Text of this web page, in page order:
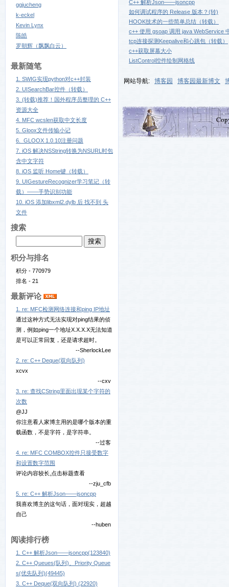
ggjucheng
k-eckel
Kevin Lynx
陈皓
罗朝辉（飘飘白云）
最新随笔
1. SWIG实现python对c++封装
2. UISearchBar控件（转载）
3. (转载)推荐！国外程序员整理的 C++
资源大全
4. MFC wcslen获取中文长度
5. Gloox文件传输小记
6. GLOOX 1.0.10注册问题
7. iOS 解决NSString转换为NSURL时包
含中文字符
8. iOS 监听 Home键（转载）
9. UIGestureRecognizer学习笔记（转
载）——手势识别功能
10. iOS 添加libxml2.dylb 后 找不到 头
文件
搜索
积分与排名
积分 - 770979
排名 - 21
最新评论
1. re: MFC检测网络连接和ping IP地址
通过这种方式无法实现对ping结果的侦
测，例如ping一个地址X.X.X.X无法知道
是可以正常回复，还是请求超时。
--SherlockLee
2. re: C++ Deque(双向队列)
xcvx
--cxv
3. re: 查找CString里面出现某个字符的
次数
@JJ
你注意看人家博主用的是哪个版本的重
载函数，不是字符，是字符串。
--过客
4. re: MFC COMBOX控件只接受数字
和设置数字范围
评论内容较长,点击标题查看
--zju_cfb
5. re: C++ 解析Json——jsoncpp
我喜欢博主的这句话，面对现实，超越
自己
--huben
阅读排行榜
1. C++ 解析Json——jsoncpp(123840)
2. C++ Queues(队列)、Priority Queue
s(优先队列)(49445)
3. C++ Deque(双向队列) (22920)
C++ 解析Json——jsoncpp
如何调试程序的 Release 版本？(转)
HOOK技术的一些简单总结（转载）
c++ 使用 gsoap 调用 java WebService
tcp连接探测Keepalive和心跳包（转载）
c++获取屏幕大小
ListControl控件绘制网格线
网站导航: 博客园 博客园最新博文